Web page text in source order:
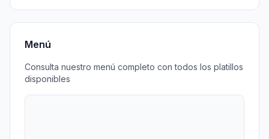
Menú
Consulta nuestro menú completo con todos los platillos
disponibles